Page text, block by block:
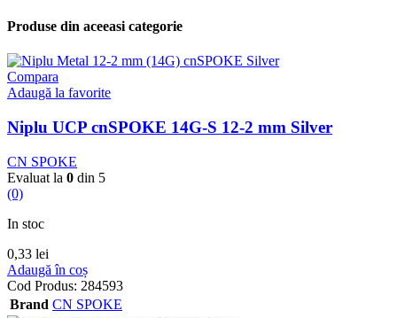
Produse din aceeasi categorie
Compara
Adaugă la favorite
Niplu UCP cnSPOKE 14G-S 12-2 mm Silver
CN SPOKE
Evaluat la 0 din 5
(0)
In stoc
0,33 lei
Adaugă în coș
Cod Produs: 284593
Brand CN SPOKE